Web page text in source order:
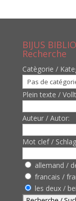
BIJUS
Recherche
Catègorie /
Plein texte /
Auteur / Autor:
Mot clef /
allemand /
francais /
les deux /